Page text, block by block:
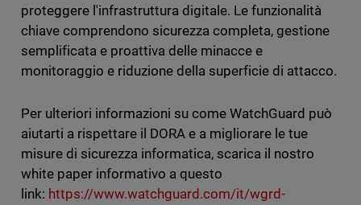
proteggere l'infrastruttura digitale. Le funzionalità
chiave comprendono sicurezza completa, gestione
semplificata e proattiva delle minacce e
monitoraggio e riduzione della superficie di attacco.
Per ulteriori informazioni su come WatchGuard può
aiutarti a rispettare il DORA e a migliorare le tue
misure di sicurezza informatica, scarica il nostro
white paper informativo a questo
link: https://www.watchguard.com/it/wgrd-